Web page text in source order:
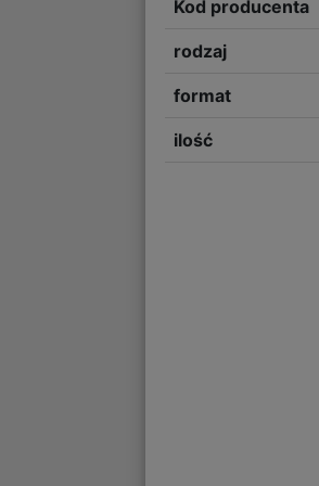
Kod producenta
rodzaj
format
ilość